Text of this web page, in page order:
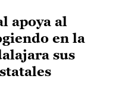
apoya al
en la
sus